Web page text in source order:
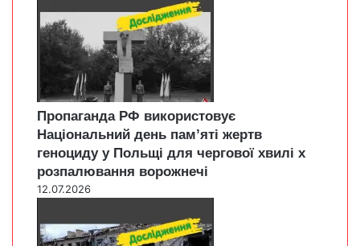
Пропаганда РФ використовує
Національний день пам’яті жертв
геноциду у Польщі для чергової хвилі х
розпалювання ворожнечі
12.07.2026